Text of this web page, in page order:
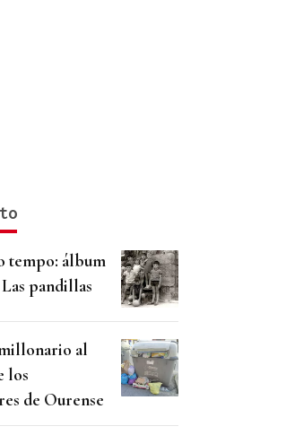
tempo: álbum
pandillas
al
los
de Ourense